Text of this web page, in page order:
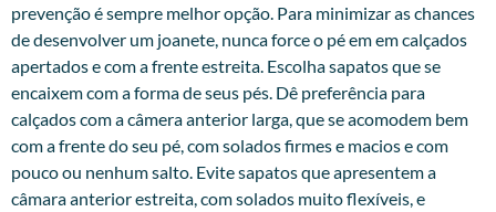
prevenção é sempre melhor opção. Para minimizar as chances
de desenvolver um joanete, nunca force o pé em em calçados
apertados e com a frente estreita. Escolha sapatos que se
encaixem com a forma de seus pés. Dê preferência para
calçados com a câmera anterior larga, que se acomodem bem
com a frente do seu pé, com solados firmes e macios e com
pouco ou nenhum salto. Evite sapatos que apresentem a
câmara anterior estreita, com solados muito flexíveis, e